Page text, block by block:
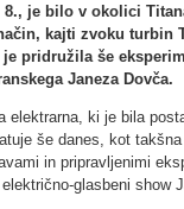
8., je bilo v okolici
kajti zvoku turbin
je pridružila še
Janeza Dovča.
elektrarna, ki je bila
še danes, kot takšna
in pripravljenimi
glasbeni show